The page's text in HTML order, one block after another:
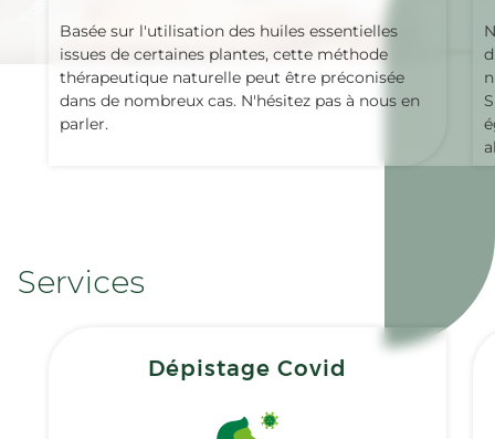
Basée sur l'utilisation des huiles essentielles
issues de certaines plantes, cette méthode
thérapeutique naturelle peut être préconisée
dans de nombreux cas. N'hésitez pas à nous en
parler.
Services
Dépistage Covid